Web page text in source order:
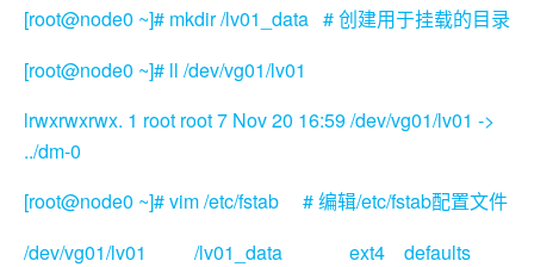
[root@node0 ~]# mkdir /lv01_data # 创建用于挂载的目录
[root@node0 ~]# ll /dev/vg01/lv01
lrwxrwxrwx. 1 root root 7 Nov 20 16:59 /dev/vg01/lv01 ->
../dm-0
[root@node0 ~]# vim /etc/fstab # 编辑/etc/fstab配置文件
/dev/vg01/lv01 /lv01_data ext4 defaults